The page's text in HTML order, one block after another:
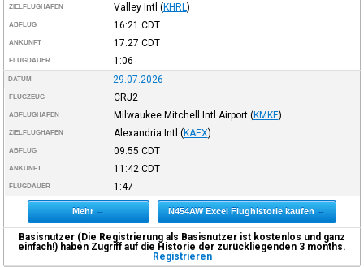
ZIELFLUGHAFEN Valley Intl (KHRL )
ABFLUG 16:21 CDT
ANKUNFT 17:27 CDT
FLUGDAUER 1:06
DATUM 29.07.2026
FLUGZEUG CRJ2
ABFLUGHAFEN Milwaukee Mitchell Intl Airport (KMKE)
ZIELFLUGHAFEN Alexandria Intl (KAEX)
ABFLUG 09:55 CDT
ANKUNFT 11:42 CDT
FLUGDAUER 1:47
Mehr → N454AW Excel Flughistorie kaufen →
Basisnutzer (Die Registrierung als Basisnutzer ist kostenlos und ganz
einfach!) haben Zugriff auf die Historie der zurückliegenden 3 months.
Registrieren